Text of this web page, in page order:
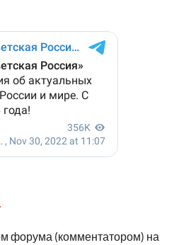
форума (комментатором) на